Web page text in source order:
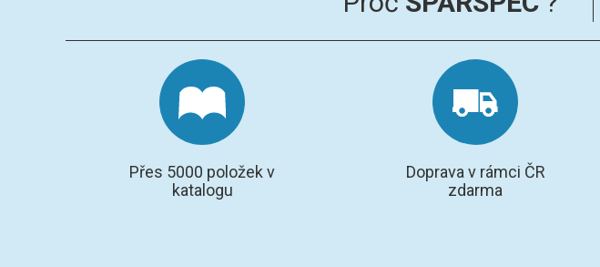
Přes 5000 položek v
katalogu
Doprava v rámci ČR
zdarma